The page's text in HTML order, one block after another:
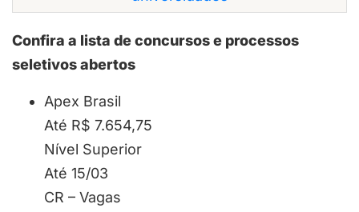
Confira a lista de concursos e processos
seletivos abertos
Apex Brasil
Até R$ 7.654,75
Nível Superior
Até 15/03
CR – Vagas